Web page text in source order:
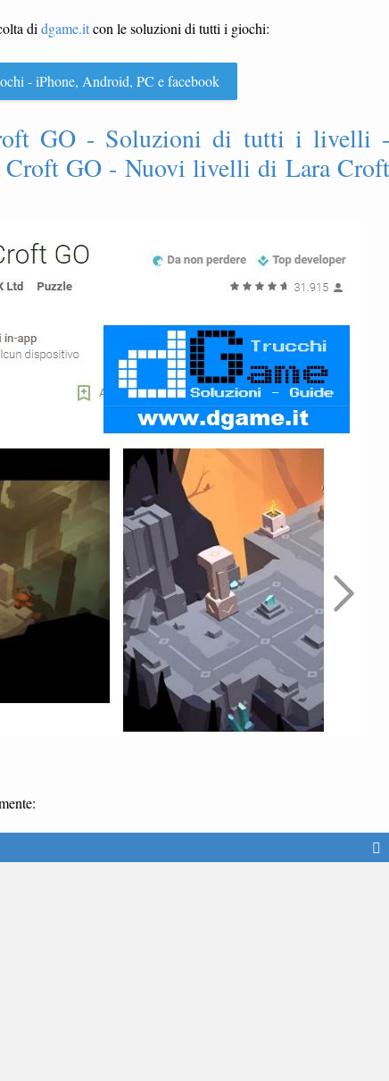
di dgame.itcon le soluzioni di tutti i giochi:
- iPhone, Android, PC e facebook
GO - Soluzioni di tutti i livelli -
Croft GO - Nuovi livelli di Lara Croft